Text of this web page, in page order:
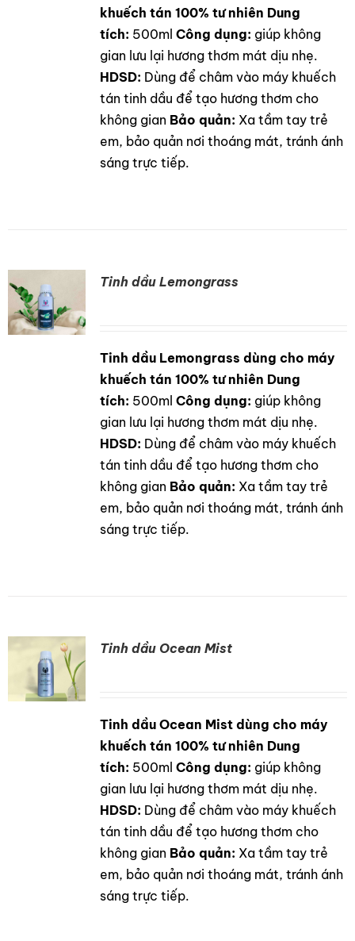
khuếch tán 100% tư nhiên Dung
tích: 500ml Công dụng: giúp không
gian lưu lại hương thơm mát dịu nhẹ.
HDSD: Dùng để châm vào máy khuếch
tán tinh dầu để tạo hương thơm cho
không gian Bảo quản: Xa tầm tay trẻ
em, bảo quản nơi thoáng mát, tránh ánh
sáng trực tiếp.
Tinh dầu Lemongrass
Tinh dầu Lemongrass dùng cho máy
khuếch tán 100% tư nhiên Dung
tích: 500ml Công dụng: giúp không
gian lưu lại hương thơm mát dịu nhẹ.
HDSD: Dùng để châm vào máy khuếch
tán tinh dầu để tạo hương thơm cho
không gian Bảo quản: Xa tầm tay trẻ
em, bảo quản nơi thoáng mát, tránh ánh
sáng trực tiếp.
Tinh dầu Ocean Mist
Tinh dầu Ocean Mist dùng cho máy
khuếch tán 100% tư nhiên Dung
tích: 500ml Công dụng: giúp không
gian lưu lại hương thơm mát dịu nhẹ.
HDSD: Dùng để châm vào máy khuếch
tán tinh dầu để tạo hương thơm cho
không gian Bảo quản: Xa tầm tay trẻ
em, bảo quản nơi thoáng mát, tránh ánh
sáng trực tiếp.